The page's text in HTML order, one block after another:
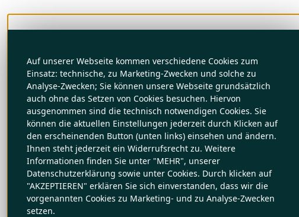
Auf unserer Webseite kommen verschiedene Cookies zum
Einsatz: technische, zu Marketing-Zwecken und solche zu
Analyse-Zwecken; Sie können unsere Webseite grundsätzlich
auch ohne das Setzen von Cookies besuchen. Hiervon
ausgenommen sind die technisch notwendigen Cookies. Sie
können die aktuellen Einstellungen jederzeit durch Klicken auf
den erscheinenden Button (unten links) einsehen und ändern.
Ihnen steht jederzeit ein Widerrufsrecht zu. Weitere
Informationen finden Sie unter "MEHR", unserer
Datenschutzerklärung sowie unter Cookies. Durch klicken auf
"AKZEPTIEREN" erklären Sie sich einverstanden, dass wir die
vorgenannten Cookies zu Marketing- und zu Analyse-Zwecken
setzen.